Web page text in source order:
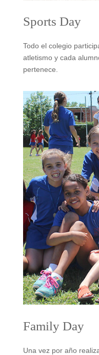
Sports Day
Todo el colegio
atletismo y cada
pertenece.
Family Day
Una vez por año